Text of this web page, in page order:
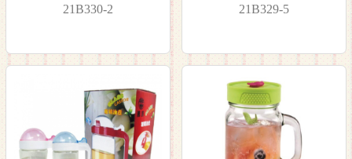
21B330-2
21B329-5